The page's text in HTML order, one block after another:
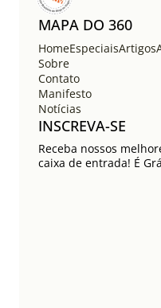
MAPA DO 360
HomeEspeciaisArtigos
Sobre
Contato
Manifesto
Notícias
INSCREVA-SE
Receba nossos
caixa de entrada! É